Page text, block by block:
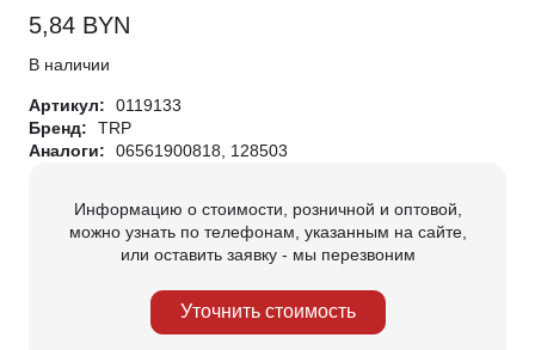
5,84 BYN
В наличии
Артикул:
0119133
Бренд:
TRP
Аналоги:
06561900818, 128503
Информацию о стоимости, розничной и оптовой,
можно узнать по телефонам, указанным на сайте,
или оставить заявку - мы перезвоним
Уточнить стоимость